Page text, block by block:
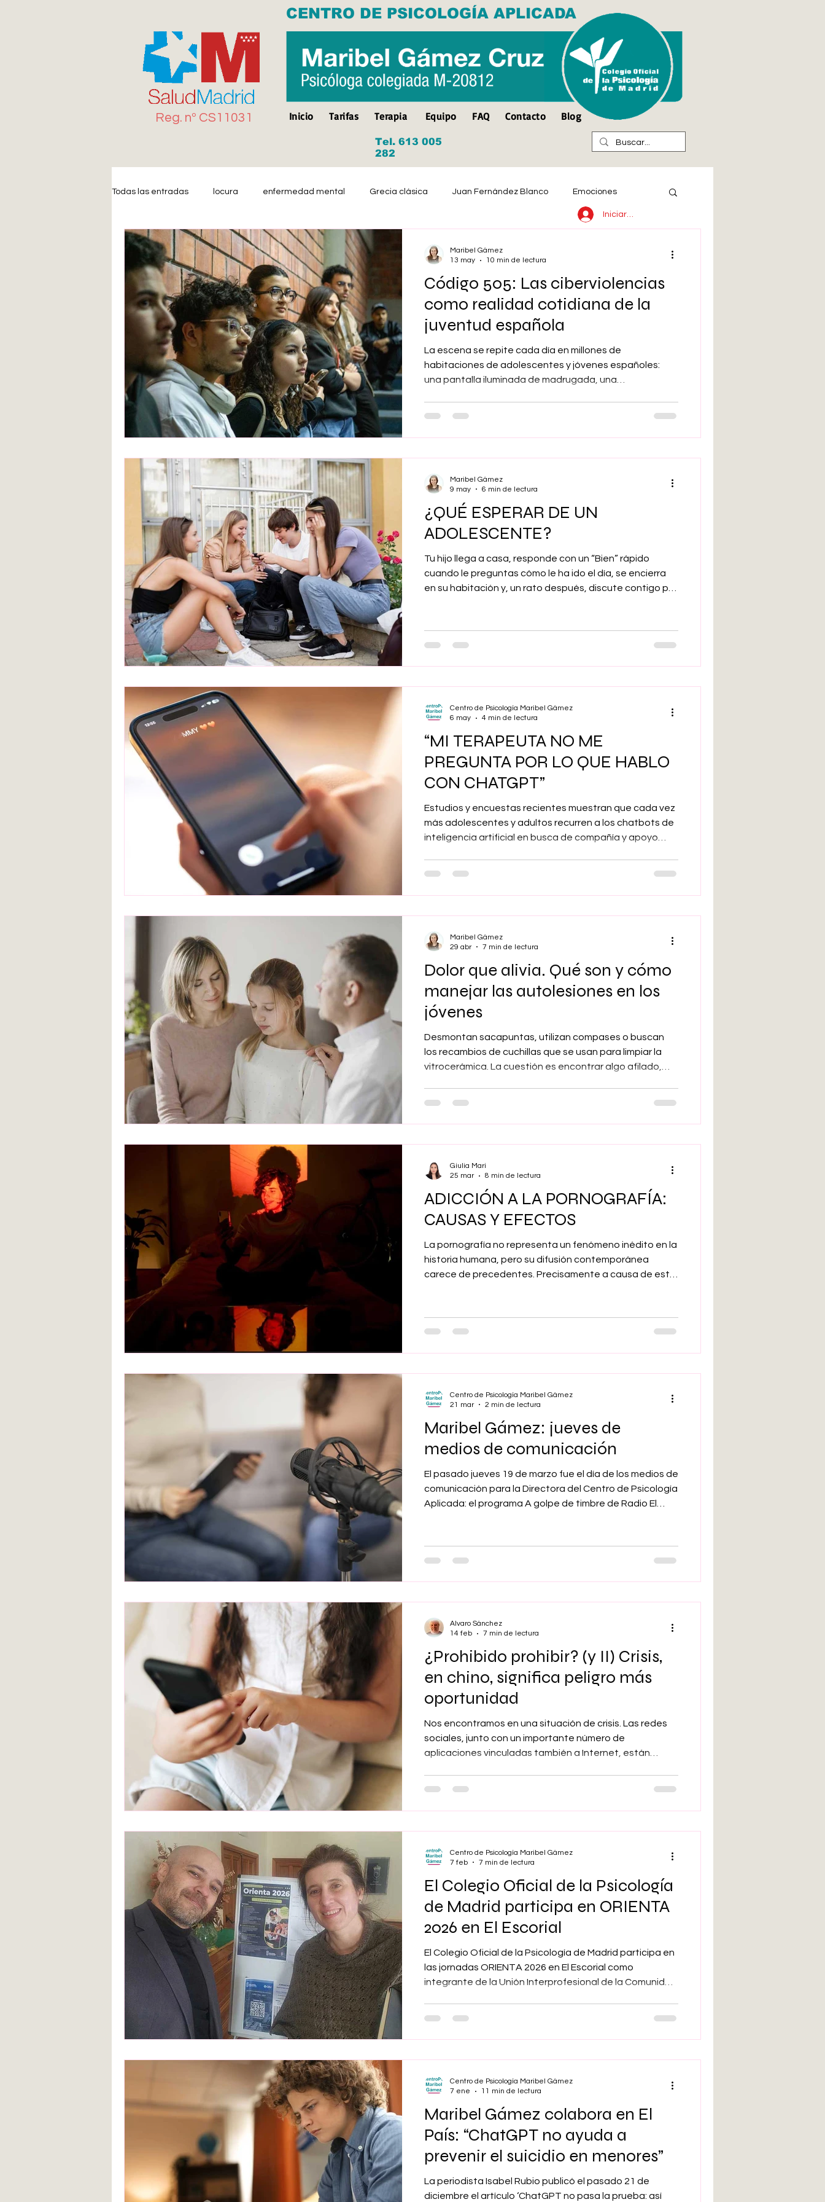
CENTRO DE PSICOLOGÍA APLICADA
Reg. nº CS11031 Inicio Tarifas Terapia Equipo FAQ Contacto Blog
Tel. 613 005
282
Todas las entradas locura enfermedad mental Grecia clásica Juan Fernández Blanco Emociones
Miedo Estrés Ansiedad Suicidio Discapacidad
Blanca de la Torre Fernández Maribel Gámez Comunicación Hijos Separación arte bruto
Deberes escolares empatía Algoritmos cuentos infantiles
angustia Desarrollo infantil Transgénero Cambio de sexo
Código 505: Las ciberviolencias
como realidad cotidiana de la
juventud española
La escena se repite cada día en millones de
habitaciones de adolescentes y jóvenes españoles:
una pantalla iluminada de madrugada, una
constantes de conexión y disponibilidad. Lo
parte ordinaria de la vida digital.
Maribel Gámez
13 may
10 min de lectura
¿QUÉ ESPERAR DE UN
ADOLESCENTE?
Tu hijo llega a casa, responde con un “Bien” rápido
cuando le preguntas cómo le ha ido el día, se encierra
en su habitación y, un rato después, discute contigo por
pasado con el niño que me contaba absolutamente
todo?” La adolescencia suele vivirse como una etapa
Maribel Gámez
9 may
6 min de lectura
“MI TERAPEUTA NO ME
PREGUNTA POR LO QUE HABLO
CON CHATGPT”
Estudios y encuestas recientes muestran que cada vez
más adolescentes y adultos recurren a los chatbots de
inteligencia artificial en busca de compañía y apoyo
solicitan información sobre el sueño, la dieta, el ejercicio
Centro de Psicología Maribel Gámez
6 may
4 min de lectura
Dolor que alivia. Qué son y cómo
manejar las autolesiones en los
jóvenes
Desmontan sacapuntas, utilizan compases o buscan
los recambios de cuchillas que se usan para limpiar la
vitrocerámica. La cuestión es encontrar algo afilado,
padres, siempre alerta a cualquier peligro que aceche a
no
Maribel Gámez
29 abr
7 min de lectura
ADICCIÓN A LA PORNOGRAFÍA:
CAUSAS Y EFECTOS
La pornografía no representa un fenómeno inédito en la
historia humana, pero su difusión contemporánea
carece de precedentes. Precisamente a causa de esta
dependencia se configura hoy como un desafío
complejo cuya comprensión requiere un análisis
Giulia Mari
25 mar
8 min de lectura
Maribel Gámez: jueves de
medios de comunicación
El pasado jueves 19 de marzo fue el día de los medios de
comunicación para la Directora del Centro de Psicología
Aplicada: el programa A golpe de timbre de Radio El
profesionales. En el primer caso, la entrevista versó
sobre el uso de los móviles, las pantallas y las redes
Centro de Psicología Maribel Gámez
21 mar
2 min de lectura
¿Prohibido prohibir? (y II) Crisis,
en chino, significa peligro más
oportunidad
Nos encontramos en una situación de crisis. Las redes
sociales, junto con un importante número de
aplicaciones vinculadas también a Internet, están
que en el inicio del siglo. Y no porque simplemente haya
este.
Alvaro Sánchez
14 feb
7 min de lectura
El Colegio Oficial de la Psicología
de Madrid participa en ORIENTA
2026 en El Escorial
El Colegio Oficial de la Psicología de Madrid participa en
las jornadas ORIENTA 2026 en El Escorial como
integrante de la Unión Interprofesional de la Comunidad
Psicológica y de Psicología e Inteligencia Artificial del
Centro de Psicología Maribel Gámez
7 feb
7 min de lectura
Maribel Gámez colabora en El
País: “ChatGPT no ayuda a
prevenir el suicidio en menores”
La periodista Isabel Rubio publicó el pasado 21 de
diciembre el artículo ‘ChatGPT no pasa la prueba: así
Centro de Psicología Maribel Gámez
7 ene
11 min de lectura
Iniciar sesión